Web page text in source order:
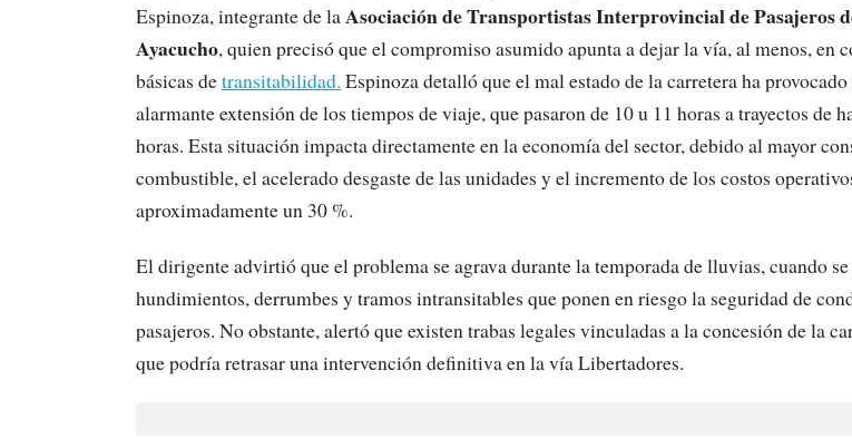
Espinoza, integrante de laAsociación de Transportistas Interprovincial de Pasajeros
Ayacucho, quien precisó que el compromiso asumido apunta a dejar la vía, al menos, en
básicas detransitabilidad. Espinoza detalló que el mal estado de la carretera ha provocado
alarmante extensión de los tiempos de viaje, que pasaron de 10 u 11 horas a trayectos de
horas. Esta situación impacta directamente en la economía del sector, debido al mayor
combustible, el acelerado desgaste de las unidades y el incremento de los costos
aproximadamente un 30 %.
El dirigente advirtió que el problema se agrava durante la temporada de lluvias, cuando
hundimientos, derrumbes y tramos intransitables que ponen en riesgo la seguridad de
pasajeros. No obstante, alertó que existen trabas legales vinculadas a la concesión de la
que podría retrasar una intervención definitiva en la vía Libertadores.